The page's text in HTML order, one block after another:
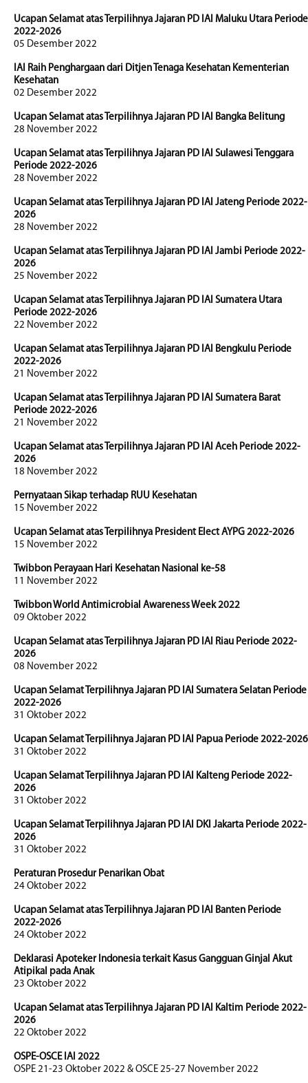
Ucapan Selamat atas Terpilihnya Jajaran PD IAI Maluku Utara Periode
2022-2026
05 Desember 2022
IAI Raih Penghargaan dari Ditjen Tenaga Kesehatan Kementerian
Kesehatan
02 Desember 2022
Ucapan Selamat atas Terpilihnya Jajaran PD IAI Bangka Belitung
28 November 2022
Ucapan Selamat atas Terpilihnya Jajaran PD IAI Sulawesi Tenggara
Periode 2022-2026
28 November 2022
Ucapan Selamat atas Terpilihnya Jajaran PD IAI Jateng Periode 2022-
2026
28 November 2022
Ucapan Selamat atas Terpilihnya Jajaran PD IAI Jambi Periode 2022-
2026
25 November 2022
Ucapan Selamat atas Terpilihnya Jajaran PD IAI Sumatera Utara
Periode 2022-2026
22 November 2022
Ucapan Selamat atas Terpilihnya Jajaran PD IAI Bengkulu Periode
2022-2026
21 November 2022
Ucapan Selamat atas Terpilihnya Jajaran PD IAI Sumatera Barat
Periode 2022-2026
21 November 2022
Ucapan Selamat atas Terpilihnya Jajaran PD IAI Aceh Periode 2022-
2026
18 November 2022
Pernyataan Sikap terhadap RUU Kesehatan
15 November 2022
Ucapan Selamat atas Terpilihnya President Elect AYPG 2022-2026
15 November 2022
Twibbon Perayaan Hari Kesehatan Nasional ke-58
11 November 2022
Twibbon World Antimicrobial Awareness Week 2022
09 Oktober 2022
Ucapan Selamat atas Terpilihnya Jajaran PD IAI Riau Periode 2022-
2026
08 November 2022
Ucapan Selamat Terpilihnya Jajaran PD IAI Sumatera Selatan Periode
2022-2026
31 Oktober 2022
Ucapan Selamat Terpilihnya Jajaran PD IAI Papua Periode 2022-2026
31 Oktober 2022
Ucapan Selamat Terpilihnya Jajaran PD IAI Kalteng Periode 2022-
2026
31 Oktober 2022
Ucapan Selamat Terpilihnya Jajaran PD IAI DKI Jakarta Periode 2022-
2026
31 Oktober 2022
Peraturan Prosedur Penarikan Obat
24 Oktober 2022
Ucapan Selamat atas Terpilihnya Jajaran PD IAI Banten Periode
2022-2026
24 Oktober 2022
Deklarasi Apoteker Indonesia terkait Kasus Gangguan Ginjal Akut
Atipikal pada Anak
23 Oktober 2022
Ucapan Selamat atas Terpilihnya Jajaran PD IAI Kaltim Periode 2022-
2026
22 Oktober 2022
OSPE-OSCE IAI 2022
OSPE 21-23 Oktober 2022 & OSCE 25-27 November 2022